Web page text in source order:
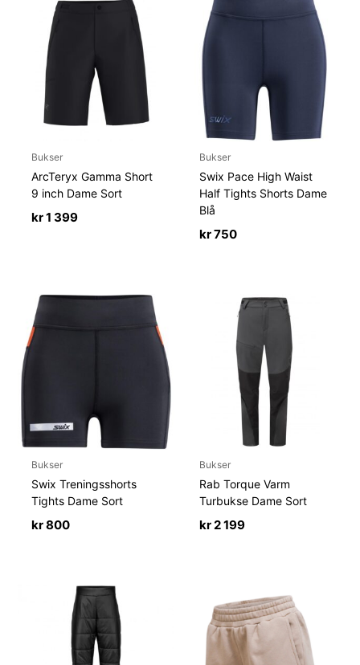
Bukser
ArcTeryx Gamma Short
9 inch Dame Sort
kr1 399
Bukser
Swix Pace High Waist
Half Tights Shorts Dame
Blå
kr750
Bukser
Swix Treningsshorts
Tights Dame Sort
kr800
Bukser
Rab Torque Varm
Turbukse Dame Sort
kr2 199